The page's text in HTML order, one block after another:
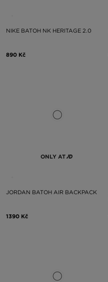
NIKE BATOH NK HERITAGE 2.0
890 Kč
ONLY AT
JORDAN BATOH AIR BACKPACK
1390 Kč